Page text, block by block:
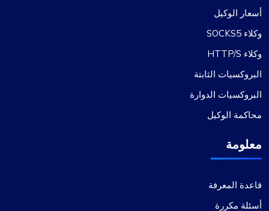
أسعار الوكيل
وكلاء SOCKS5
وكلاء HTTP/S
البروكسيات الثابتة
البروكسيات الدوارة
محاكمة الوكيل
معلومة
قاعدة المعرفة
أسئلة مكررة